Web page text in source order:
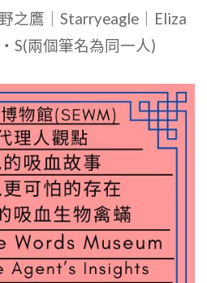
之
後，
剩
下
橫
跨
四
個
之鷹｜Starryeagle｜Eliza
S(兩個筆名為同一人)